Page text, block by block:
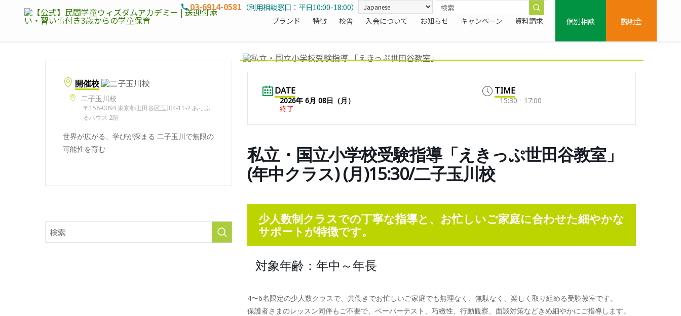
ブランド 特徴 校舎 入会について お知らせ キャンペーン 資料請求
03-6914-0581 （利用相談窓口：平日10:00-18:00）
個別相談
説明会
開催校
二子玉川校
〒158-0094 東京都世田谷区玉川4-11-2 あっぷ
るハウス 2階
世界が広がる、学びが深まる 二子玉川で無限の
可能性を育む
DATE
2026年 6月 08日（月）
終了
TIME
15:30 - 17:00
私立・国立小学校受験指導「えきっぷ世田谷教室」
(年中クラス) (月)15:30/二子玉川校
少人数制クラスでの丁寧な指導と、お忙しいご家庭に合わせた細やかな
サポートが特徴です。
対象年齢：年中～年長
4〜6名限定の少人数クラスで、共働きでお忙しいご家庭でも無理なく、無駄なく、楽しく取り組める受験教室です。
保護者さまのレッスン同伴もご不要で、ペーパーテスト、巧緻性、行動観察、面談対策などきめ細やかにご指導します。